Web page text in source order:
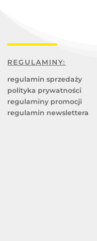
REGULAMINY:
regulamin sprzedaży
polityka prywatności
regulaminy promocji
regulamin newslettera